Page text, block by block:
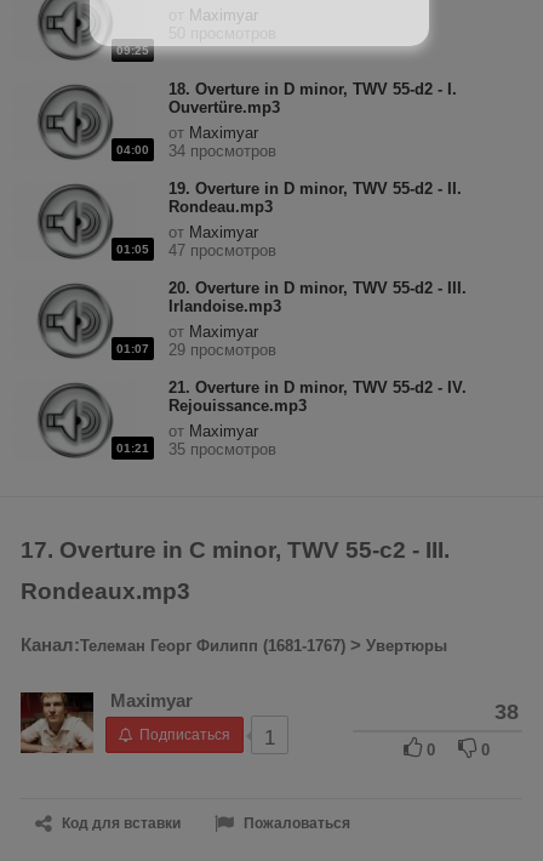
09:25
Maximyar
04:00
18. Overture in D minor, TWV 55-d2 - I.
Ouvertüre.mp3
от Maximyar
34 просмотров
01:05
19. Overture in D minor, TWV 55-d2 - II.
Rondeau.mp3
от Maximyar
47 просмотров
01:07
20. Overture in D minor, TWV 55-d2 - III.
Irlandoise.mp3
от Maximyar
29 просмотров
01:21
21. Overture in D minor, TWV 55-d2 - IV.
Rejouissance.mp3
от Maximyar
35 просмотров
17. Overture in C minor, TWV 55-c2 - III.
Rondeaux.mp3
Канал:Телеман Георг Филипп (1681-1767) > Увертюры
Maximyar
Подписаться 1
38
0 0
Код для вставки Пожаловаться